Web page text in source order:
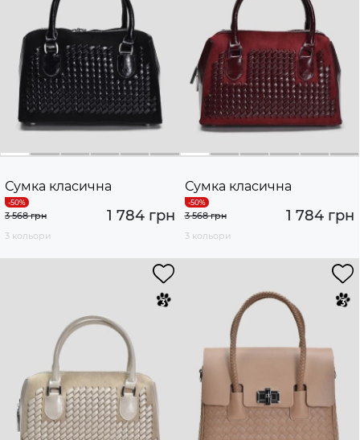
Сумка класична
1 784 грн
3 568 грн
3 кольори
Сумка класична
1 784 грн
3 568 грн
3 кольори